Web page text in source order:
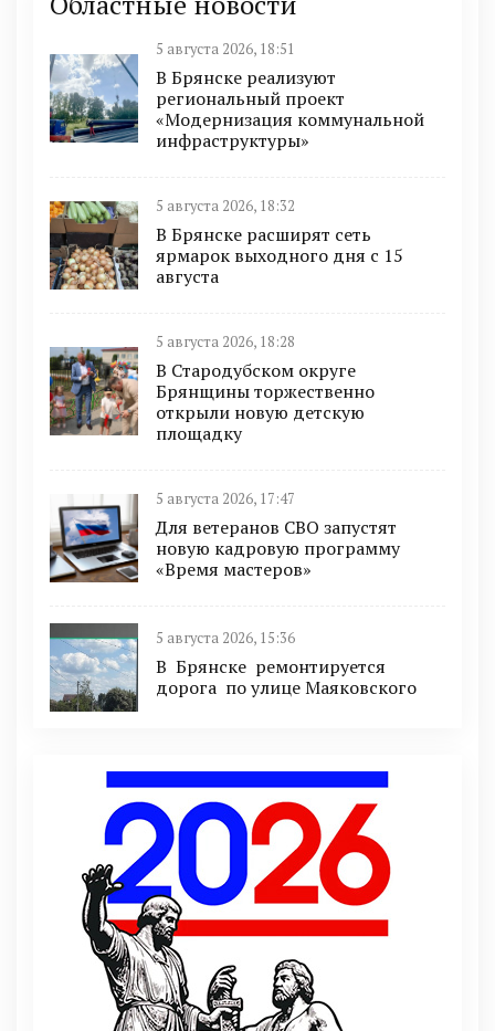
5 августа 2026, 18:51
В Брянске реализуют
региональный проект
«Модернизация коммунальной
инфраструктуры»
5 августа 2026, 18:32
В Брянске расширят сеть
ярмарок выходного дня с 15
августа
5 августа 2026, 18:28
В Стародубском округе
Брянщины торжественно
открыли новую детскую
площадку
5 августа 2026, 17:47
Для ветеранов СВО запустят
новую кадровую программу
«Время мастеров»
5 августа 2026, 15:36
В Брянске ремонтируется
дорога по улице Маяковского